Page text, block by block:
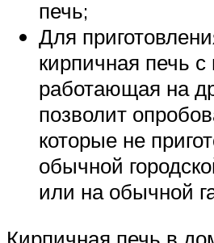
печь;
Для
кирпичная печь с
работающая на
позволит
которые не
обычной
или на обычной